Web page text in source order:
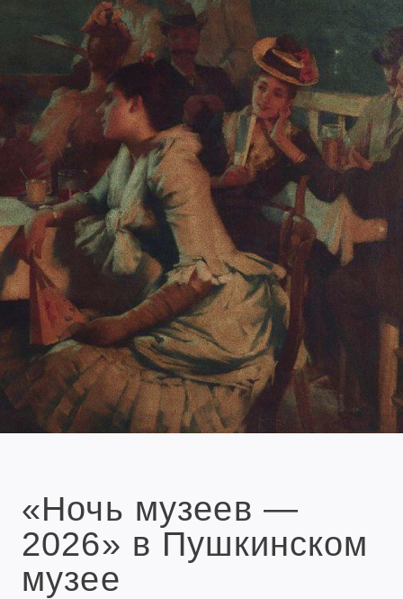
«Ночь музеев —
2026» в Пушкинском
музее